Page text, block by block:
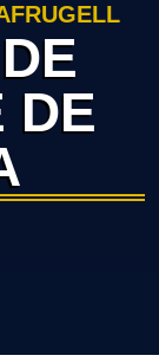
DE